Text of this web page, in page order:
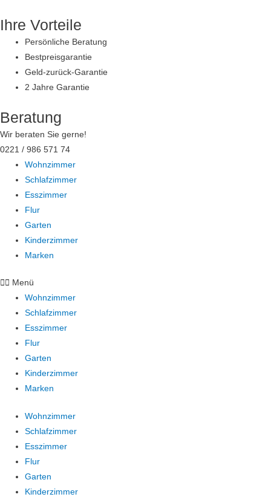
Inhalt
springen
Ihre Vorteile
Persönliche Beratung
Bestpreisgarantie
Geld-zurück-Garantie
2 Jahre Garantie
Beratung
Wir beraten Sie gerne!
0221 / 986 571 74
Wohnzimmer
Schlafzimmer
Esszimmer
Flur
Garten
Kinderzimmer
Marken
Menü
Wohnzimmer
Schlafzimmer
Esszimmer
Flur
Garten
Kinderzimmer
Marken
Wohnzimmer
Schlafzimmer
Esszimmer
Flur
Garten
Kinderzimmer